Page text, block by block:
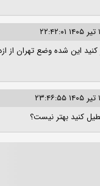
کنید این شده وضع تهران از
کنید بهتر نیست؟